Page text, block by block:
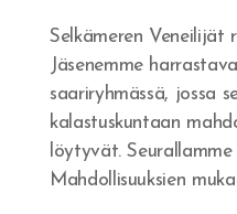
Selkämeren Veneilijät
Jäsenemme
saariryhmässä, jossa
kalastuskuntaan
löytyvät.
Mahdollisuuksien